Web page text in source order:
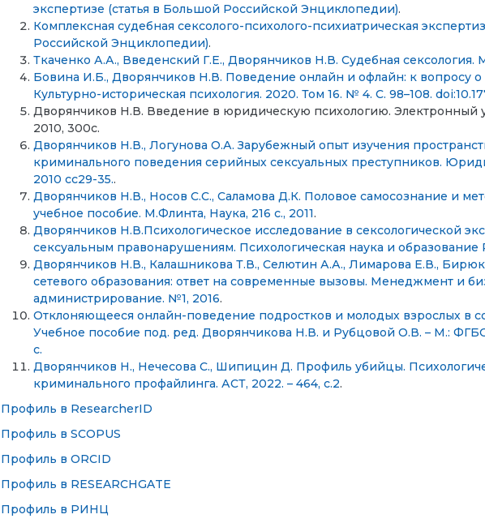
экспертизе (статья в Большой Российской Энциклопедии).
Комплексная судебная сексолого-психолого-психиатрическая
Российской Энциклопедии).
Ткаченко А.А., Введенский Г.Е., Дворянчиков Н.В. Судебная
Бовина И.Б., Дворянчиков Н.В. Поведение онлайн и офлайн: к вопросу
Культурно-историческая психология. 2020. Том 16. № 4. С. 98–108.
Дворянчиков Н.В. Введение в юридическую психологию.
2010, 300с.
Дворянчиков Н.В., Логунова О.А. Зарубежный опыт изучения
криминального поведения серийных сексуальных преступников.
2010 сс29-35..
Дворянчиков Н.В., Носов С.С., Саламова Д.К. Половое самосознание и
учебное пособие. М.Флинта, Наука, 216 с., 2011.
Дворянчиков Н.В.Психологическое исследование в сексологической
сексуальным правонарушениям. Психологическая наука и образование
Дворянчиков Н.В., Калашникова Т.В., Селютин А.А., Лимарова Е.В.,
сетевого образования: ответ на современные вызовы. Менеджмент и
администрирование. №1, 2016.
Отклоняющееся онлайн-поведение подростков и молодых взрослых в
Учебное пособие под. ред. Дворянчикова Н.В. и Рубцовой О.В. – М.:
с.
Дворянчиков Н., Нечесова С., Шипицин Д. Профиль убийцы.
криминального профайлинга. АСТ, 2022. – 464, с.2.
Профиль в ResearcherID
Профиль в SCOPUS
Профиль в ORCID
Профиль в RESEARCHGATE
Профиль в РИНЦ